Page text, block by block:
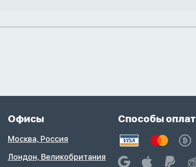
Офисы
Москва, Россия
Лондон, Великобритания
Способы